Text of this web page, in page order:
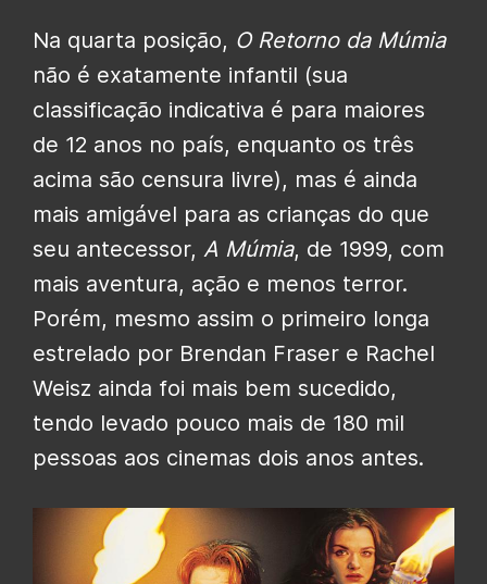
Na quarta posição, O Retorno da Múmia
não é exatamente infantil (sua
classificação indicativa é para maiores
de 12 anos no país, enquanto os três
acima são censura livre), mas é ainda
mais amigável para as crianças do que
seu antecessor, A Múmia, de 1999, com
mais aventura, ação e menos terror.
Porém, mesmo assim o primeiro longa
estrelado por Brendan Fraser e Rachel
Weisz ainda foi mais bem sucedido,
tendo levado pouco mais de 180 mil
pessoas aos cinemas dois anos antes.